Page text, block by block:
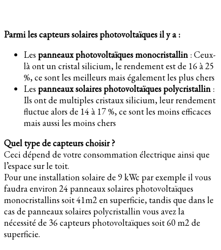
Parmi les capteurs solaires photovoltaïques il y a :
Les panneaux photovoltaïques monocristallin : Ceux-
là ont un cristal silicium, le rendement est de 16 à 25
%, ce sont les meilleurs mais également les plus chers
Les panneaux solaires photovoltaïques polycristallin :
Ils ont de multiples cristaux silicium, leur rendement
fluctue alors de 14 à 17 %, ce sont les moins efficaces
mais aussi les moins chers
Quel type de capteurs choisir ?
Ceci dépend de votre consommation électrique ainsi que
l’espace sur le toit.
Pour une installation solaire de 9 kWc par exemple il vous
faudra environ 24 panneaux solaires photovoltaïques
monocristallins soit 41m2 en superficie, tandis que dans le
cas de panneaux solaires polycristallin vous avez la
nécessité de 36 capteurs photovoltaïques soit 60 m2 de
superficie.